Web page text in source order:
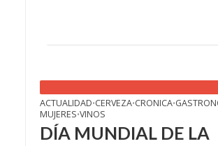
ACTUALIDAD•CERVEZA•CRONICA•
MUJERES•VINOS
DÍA MUNDIAL DE LA